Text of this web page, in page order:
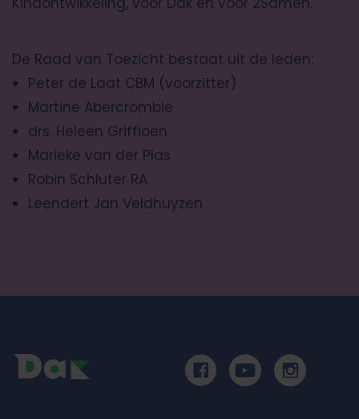
De Raad van Toezicht bestaat uit de leden:
Peter de Laat CBM (voorzitter)
Martine Abercrombie
drs. Heleen Griffioen
Marieke van der Plas
Robin Schluter RA
Leendert Jan Veldhuyzen